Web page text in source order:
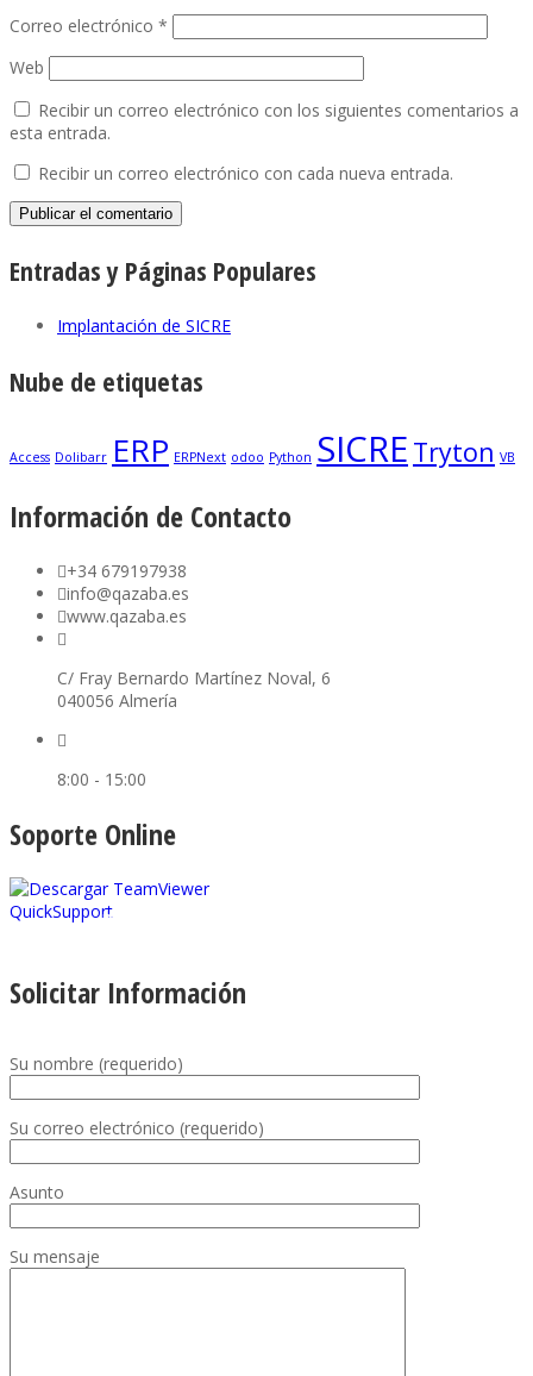
Correo electrónico *
Web
Recibir un correo electrónico con los siguientes comentarios a
esta entrada.
Recibir un correo electrónico con cada nueva entrada.
Entradas y Páginas Populares
Implantación de SICRE
Nube de etiquetas
Access Dolibarr ERP ERPNext odoo Python SICRE Tryton VB
Información de Contacto
+34 679197938
info@qazaba.es
www.qazaba.es
C/ Fray Bernardo Martínez Noval, 6
040056 Almería
8:00 - 15:00
Soporte Online
Descargar TeamViewer
Solicitar Información
Su nombre (requerido)
Su correo electrónico (requerido)
Asunto
Su mensaje